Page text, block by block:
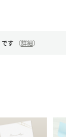
です （詳細）